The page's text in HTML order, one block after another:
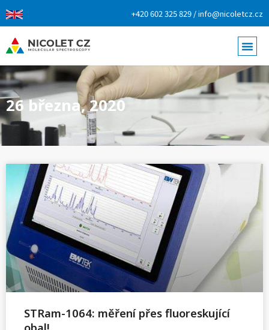
+420 602 325 829 / info@nicoletcz.cz
26 března, 2020
STRam-1064: měření přes fluoreskující